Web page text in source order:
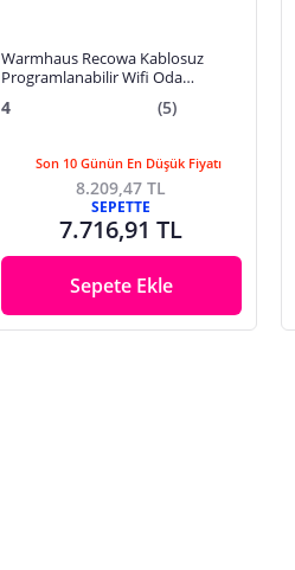
Warmhaus Recowa Kablosuz
Programlanabilir Wifi Oda
4 (5)
Son 10 Günün En Düşük Fiyatı
8.209,47 TL
SEPETTE
7.716,91 TL
Sepete Ekle